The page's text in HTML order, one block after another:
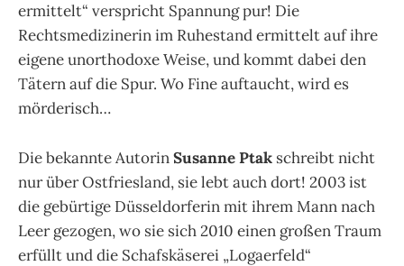
ermittelt“ verspricht Spannung pur! Die
Rechtsmedizinerin im Ruhestand ermittelt auf ihre
eigene unorthodoxe Weise, und kommt dabei den
Tätern auf die Spur. Wo Fine auftaucht, wird es
mörderisch…
Die bekannte AutorinSusanne Ptak schreibt nicht
nur über Ostfriesland, sie lebt auch dort! 2003 ist
die gebürtige Düsseldorferin mit ihrem Mann nach
Leer gezogen, wo sie sich 2010 einen großen Traum
erfüllt und die Schafskäserei „Logaerfeld“